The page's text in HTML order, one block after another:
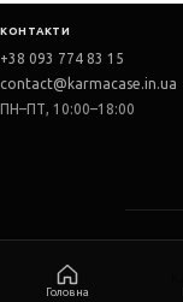
КОНТАКТИ
+38 093 774 83 15
contact@karmacase.in.ua
ПН–ПТ, 10:00–18:00
Головна